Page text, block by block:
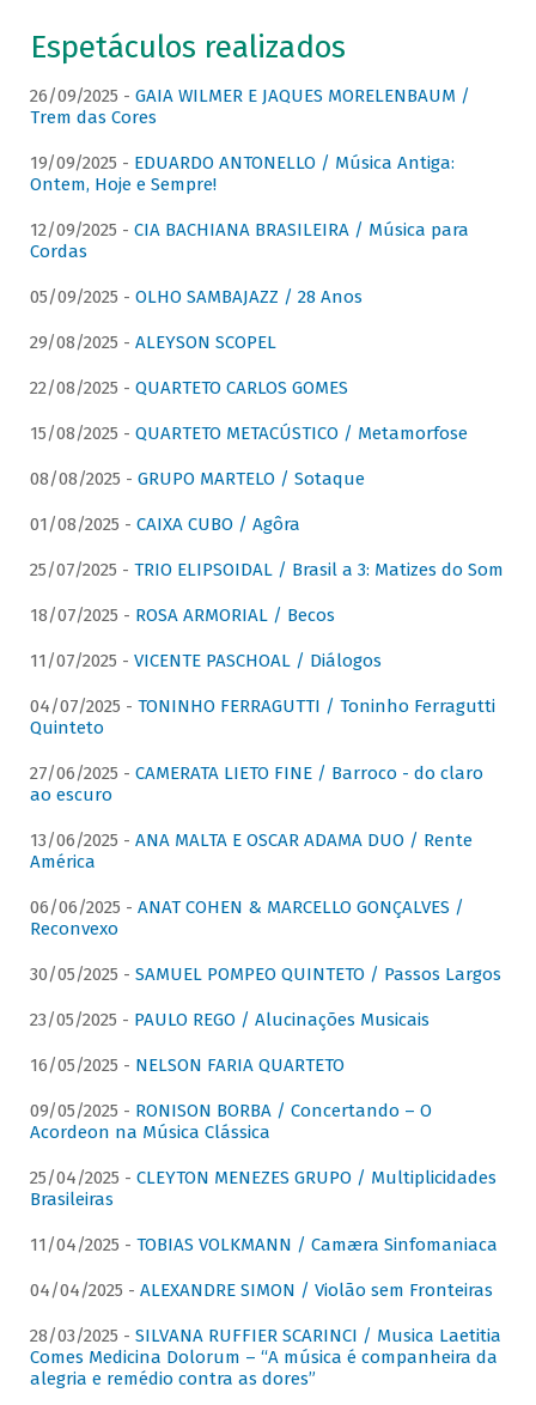
Espetáculos realizados
26/09/2025 - GAIA WILMER E JAQUES MORELENBAUM /
Trem das Cores
19/09/2025 - EDUARDO ANTONELLO / Música Antiga:
Ontem, Hoje e Sempre!
12/09/2025 - CIA BACHIANA BRASILEIRA / Música para
Cordas
05/09/2025 - OLHO SAMBAJAZZ / 28 Anos
29/08/2025 - ALEYSON SCOPEL
22/08/2025 - QUARTETO CARLOS GOMES
15/08/2025 - QUARTETO METACÚSTICO / Metamorfose
08/08/2025 - GRUPO MARTELO / Sotaque
01/08/2025 - CAIXA CUBO / Agôra
25/07/2025 - TRIO ELIPSOIDAL / Brasil a 3: Matizes do Som
18/07/2025 - ROSA ARMORIAL / Becos
11/07/2025 - VICENTE PASCHOAL / Diálogos
04/07/2025 - TONINHO FERRAGUTTI / Toninho Ferragutti
Quinteto
27/06/2025 - CAMERATA LIETO FINE / Barroco - do claro
ao escuro
13/06/2025 - ANA MALTA E OSCAR ADAMA DUO / Rente
América
06/06/2025 - ANAT COHEN & MARCELLO GONÇALVES /
Reconvexo
30/05/2025 - SAMUEL POMPEO QUINTETO / Passos Largos
23/05/2025 - PAULO REGO / Alucinações Musicais
16/05/2025 - NELSON FARIA QUARTETO
09/05/2025 - RONISON BORBA / Concertando – O
Acordeon na Música Clássica
25/04/2025 - CLEYTON MENEZES GRUPO / Multiplicidades
Brasileiras
11/04/2025 - TOBIAS VOLKMANN / Camæra Sinfomaniaca
04/04/2025 - ALEXANDRE SIMON / Violão sem Fronteiras
28/03/2025 - SILVANA RUFFIER SCARINCI / Musica Laetitia
Comes Medicina Dolorum – “A música é companheira da
alegria e remédio contra as dores”